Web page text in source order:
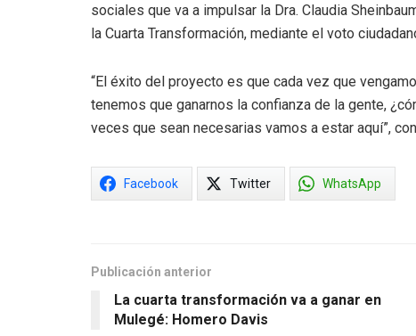
sociales que va a impulsar la Dra. Claudia
la Cuarta Transformación, mediante el voto
“El éxito del proyecto es que cada vez que
tenemos que ganarnos la confianza de la gente,
veces que sean necesarias vamos a estar aquí”,
Facebook Twitter WhatsApp
Publicación anterior
La cuarta transformación va a ganar en
Mulegé: Homero Davis